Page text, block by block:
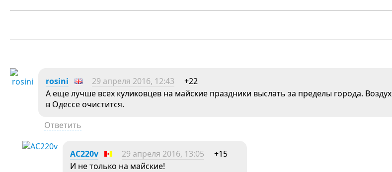
rosini 29 апреля 2016, 12:43
+22
А еще лучше всех куликовцев на майские праздники выслать за пределы города. Воздух
в Одессе очистится.
Ответить
AC220v 29 апреля 2016, 13:05
+15
И не только на майские!